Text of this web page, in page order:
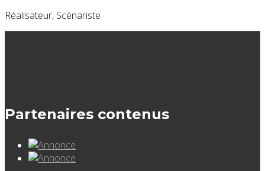
Réalisateur, Scénariste
Partenaires contenus